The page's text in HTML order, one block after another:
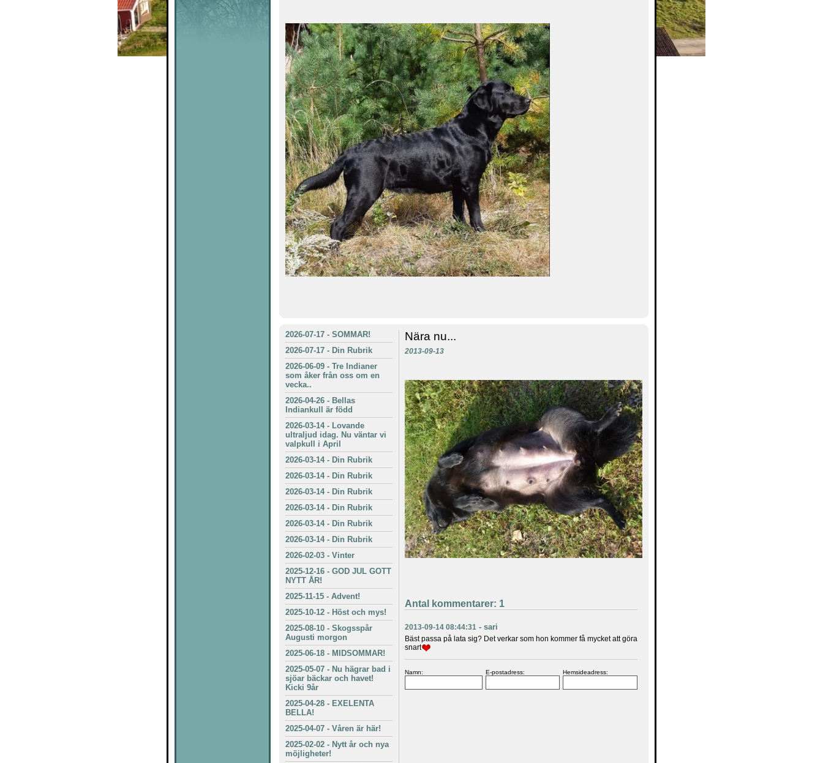
2026-07-17 - SOMMAR!
2026-07-17 - Din Rubrik
2026-06-09 - Tre Indianer
som åker från oss om en
vecka..
2026-04-26 - Bellas
Indiankull är född
2026-03-14- Lovande
ultraljud idag. Nu väntar vi
valpkull i April
2026-03-14- Din Rubrik
2026-03-14- Din Rubrik
2026-03-14- Din Rubrik
2026-03-14- Din Rubrik
2026-03-14- Din Rubrik
2026-03-14- Din Rubrik
2026-02-03 - Vinter
2025-12-16 - GOD JUL GOTT
NYTT ÅR!
2025-11-15 - Advent!
2025-10-12 - Höst och mys!
2025-08-10 - Skogsspår
Augusti morgon
2025-06-18 - MIDSOMMAR!
2025-05-07 - Nu hägrar bad i
sjöar bäckar och havet!
Kicki 9år
2025-04-28 - EXELENTA
BELLA!
2025-04-07 - Våren är här!
2025-02-02 - Nytt år och nya
möjligheter!
Nära nu...
2013-09-13
Antal kommentarer: 1
2013-09-14 08:44:31 - sari
Bäst passa på lata sig? Det verkar som hon kommer få mycket att göra
snart
Namn: E-postadress: Hemsideadress: